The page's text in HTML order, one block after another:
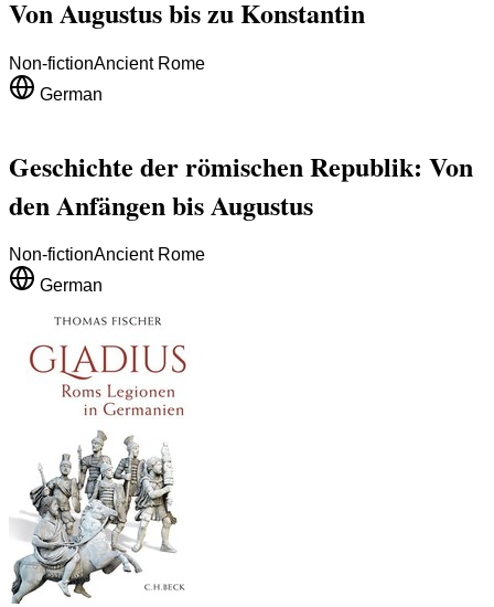
Von Augustus bis zu Konstantin
Non-fictionAncient Rome
German
Geschichte der römischen Republik: Von
den Anfängen bis Augustus
Non-fictionAncient Rome
German